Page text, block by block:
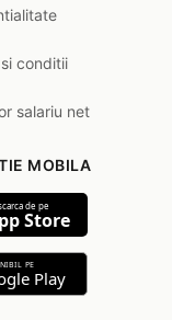
conditii
salariu net
MOBILA
de pe
Store
PE
Play